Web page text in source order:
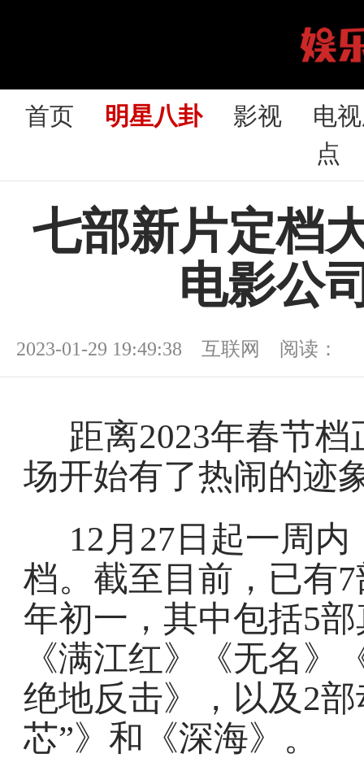
首页 明星八卦 影视
电
点
七部新片定档
电影公
2023-01-29 19:49:38 互联网 阅读：
距离2023年春节
场开始有了热闹的迹
12月27日起一周
档。截至目前，已有
年初一，其中包括5
《满江红》《无名》
绝地反击》，以及2
芯”》和《深海》。